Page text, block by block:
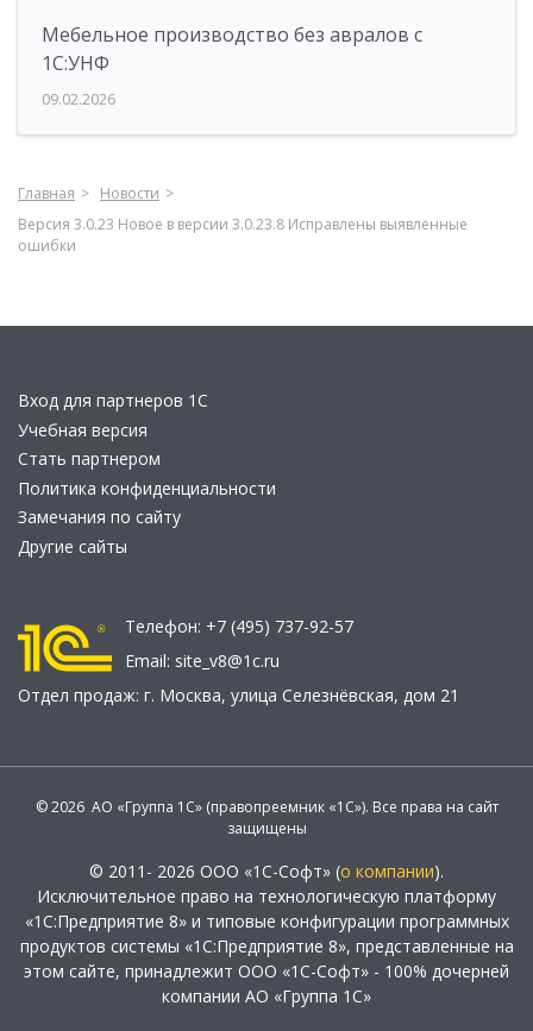
Мебельное производство без авралов с
1С:УНФ
09.02.2026
Главная
Новости
Версия 3.0.23 Новое в версии 3.0.23.8 Исправлены выявленные
ошибки
Вход для партнеров 1С
Учебная версия
Стать партнером
Политика конфиденциальности
Замечания по сайту
Другие сайты
Телефон: +7 (495) 737-92-57
Email: site_v8@1c.ru
Отдел продаж: г. Москва, улица Селезнёвская, дом 21
© 2026 АО «Группа 1С» (правопреемник «1С»). Все права на сайт
защищены
© 2011- 2026 ООО «1С-Софт» (о компании).
Исключительное право на технологическую платформу
«1С:Предприятие 8» и типовые конфигурации программных
продуктов системы «1С:Предприятие 8», представленные на
этом сайте, принадлежит ООО «1С-Софт» - 100% дочерней
компании АО «Группа 1С»